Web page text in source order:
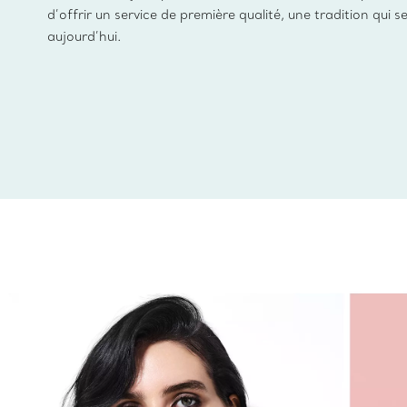
d’offrir un service de première qualité, une tradition qui
aujourd’hui.